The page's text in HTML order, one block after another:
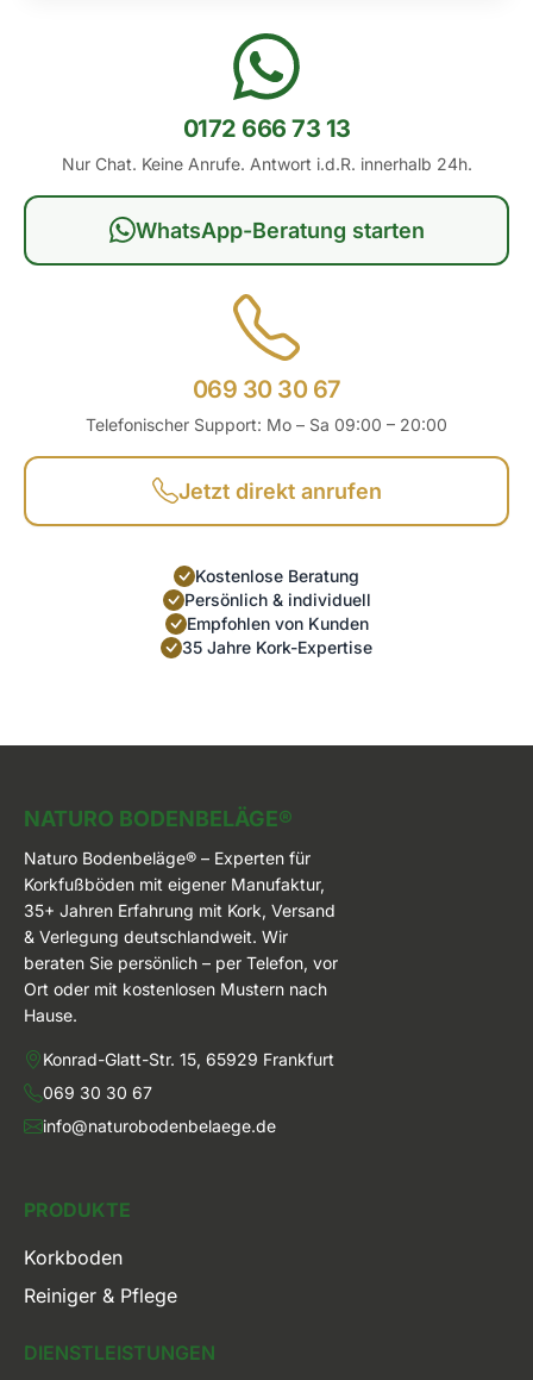
069 30 30 67
Telefonischer Support: Mo – Sa 09:00 – 20:00
Jetzt direkt anrufen
0172 666 73 13
Nur Chat. Keine Anrufe. Antwort i.d.R. innerhalb 24h.
WhatsApp-Beratung starten
Kostenlose Beratung
Persönlich & individuell
Empfohlen von Kunden
35 Jahre Kork-Expertise
Naturo Bodenbeläge
NATURO BODENBELÄGE®
Naturo Bodenbeläge® – Experten für
Korkfußböden mit eigener Manufaktur,
35+ Jahren Erfahrung mit Kork, Versand
& Verlegung deutschlandweit. Wir
beraten Sie persönlich – per Telefon, vor
Ort oder mit kostenlosen Mustern nach
Hause.
Konrad-Glatt-Str. 15, 65929 Frankfurt
069 30 30 67
info@naturobodenbelaege.de
PRODUKTE
Korkboden
Reiniger & Pflege
DIENSTLEISTUNGEN